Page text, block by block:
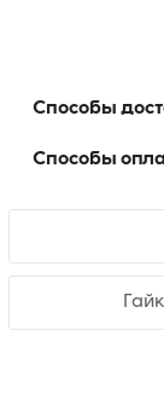
Способы
Способы